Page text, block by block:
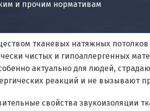
и прочим нормативам
тканевых натяжных потолков
чистых и гипоаллергенных
актуально для людей,
реакций и не вызывают
свойства звукоизоляции